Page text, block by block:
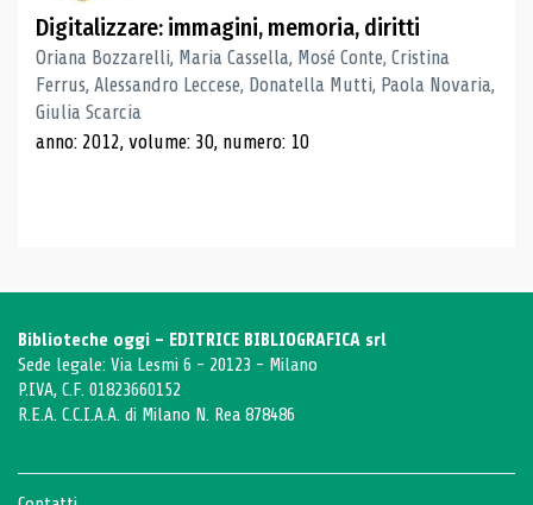
Digitalizzare: immagini, memoria, diritti
Oriana Bozzarelli, Maria Cassella, Mosé Conte, Cristina
Ferrus, Alessandro Leccese, Donatella Mutti, Paola Novaria,
Giulia Scarcia
anno: 2012, volume: 30, numero: 10
Biblioteche oggi - EDITRICE BIBLIOGRAFICA srl
Sede legale: Via Lesmi 6 - 20123 - Milano
P.IVA, C.F. 01823660152
R.E.A. C.C.I.A.A. di Milano N. Rea 878486